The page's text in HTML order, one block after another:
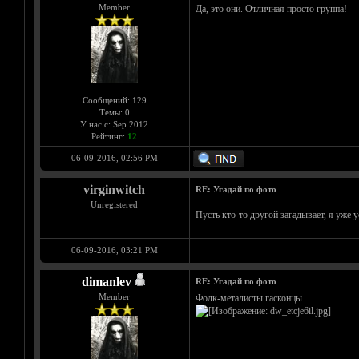
Member
Сообщений: 129
Темы: 0
У нас с: Sep 2012
Рейтинг: 12
Да, это они. Отличная просто группа!
06-09-2016, 02:56 PM
virginwitch
Unregistered
RE: Угадай по фото
Пусть кто-то другой загадывает, я уже
06-09-2016, 03:21 PM
dimanlev
Member
RE: Угадай по фото
Фолк-металисты гасконцы.